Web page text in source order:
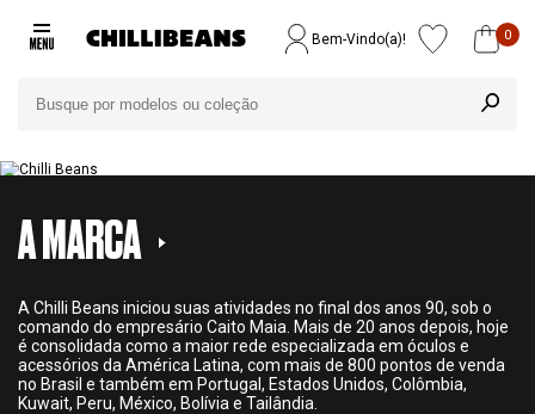
Bem-Vindo(a)! 0
A MARCA
A Chilli Beans iniciou suas atividades no final dos anos 90, sob o
comando do empresário Caito Maia. Mais de 20 anos depois, hoje
é consolidada como a maior rede especializada em óculos e
acessórios da América Latina, com mais de 800 pontos de venda
no Brasil e também em Portugal, Estados Unidos, Colômbia,
Kuwait, Peru, México, Bolívia e Tailândia.